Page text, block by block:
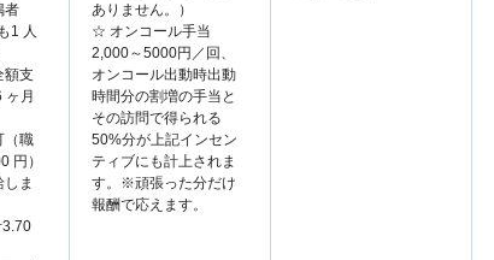
者
1 人
額支
ヶ月
（職
円）
ま
3.70
ありません。）
☆ オンコール手当
2,000～5000円／回、
オンコール出動時出動
時間分の割増の手当と
その訪問で得られる
50%分が上記インセン
ティブにも計上されま
す。※頑張った分だけ
報酬で応えます。